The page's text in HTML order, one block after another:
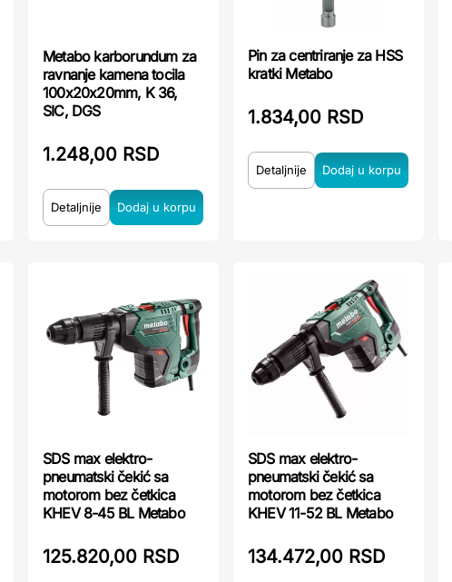
Metabo karborundum za
ravnanje kamena tocila
100x20x20mm, K 36,
SIC, DGS
1.248,00 RSD
Detaljnije
Pin za centriranje za HSS
kratki Metabo
1.834,00 RSD
Detaljnije
SDS max elektro-
pneumatski čekić sa
motorom bez četkica
KHEV 8-45 BL Metabo
125.820,00 RSD
SDS max elektro-
pneumatski čekić sa
motorom bez četkica
KHEV 11-52 BL Metabo
134.472,00 RSD